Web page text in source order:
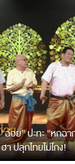
“ฉ่อย” ปะทะ “หกฉ
ฮา ปลุกไทยไม่โกง!